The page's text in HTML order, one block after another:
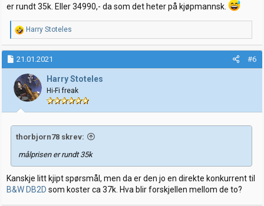
er rundt 35k. Eller 34990,- da som det heter på kjøpmannsk.
R
e
a
k
s
j
o
n
e
r
Harry Stoteles
21.01.2021 #6
Harry Stoteles
Hi-Fi freak
thorbjorn78 skrev:
målprisen er rundt 35k
Kanskje litt kjipt spørsmål, men da er den jo en direkte konkurrent til
B&W DB2D som koster ca 37k. Hva blir forskjellen mellom de to?